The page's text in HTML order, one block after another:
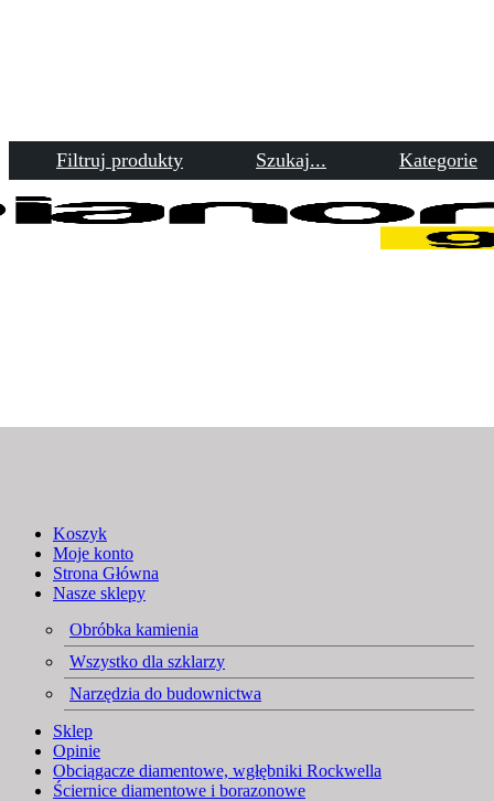
Filtruj produkty Szukaj... Kategorie
Ściernica lamelkowa 3M 969F
Koszyk
Moje konto
Strona Główna
Nasze sklepy
Obróbka kamienia
Wszystko dla szklarzy
Narzędzia do budownictwa
Sklep
Opinie
Obciągacze diamentowe, wgłębniki Rockwella
Ściernice diamentowe i borazonowe